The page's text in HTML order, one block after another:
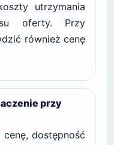
utrzymania
oferty. Przy
również cenę
przy
cenę, dostępność